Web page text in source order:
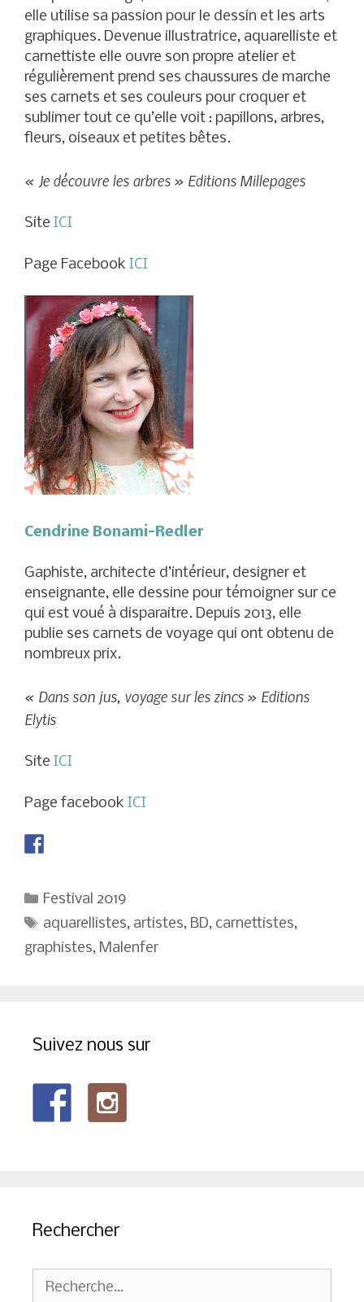
elle utilise sa passion pour le dessin et les arts
graphiques. Devenue illustratrice, aquarelliste et
carnettiste elle ouvre son propre atelier et
régulièrement prend ses chaussures de marche
ses carnets et ses couleurs pour croquer et
sublimer tout ce qu’elle voit : papillons, arbres,
fleurs, oiseaux et petites bêtes.
« Je découvre les arbres » Editions Millepages
Site ICI
Page Facebook ICI
Cendrine Bonami-Redler
Gaphiste, architecte d’intérieur, designer et
enseignante, elle dessine pour témoigner sur ce
qui est voué à disparaitre. Depuis 2013, elle
publie ses carnets de voyage qui ont obtenu de
nombreux prix.
« Dans son jus, voyage sur les zincs » Editions
Elytis
Site ICI
Page facebook ICI
Catégories
Festival 2019
Étiquettes
aquarellistes, artistes, BD, carnettistes,
graphistes, Malenfer
Suivez nous sur
Rechercher
Rechercher :